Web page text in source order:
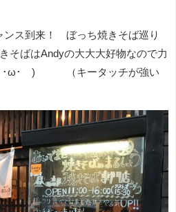
ンス到来！ ぼっち焼きそば巡り
ばはAndyの大大大好物なので力
･ω･´)ゞ （キータッチが強い